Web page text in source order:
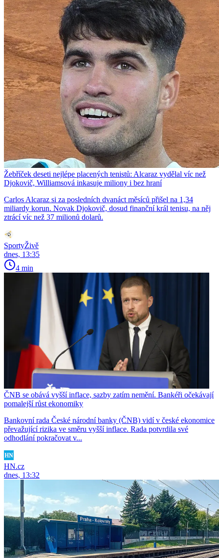
Žebříček deseti nejlépe placených tenistů: Alcaraz vydělal víc než
Djokovič, Williamsová inkasuje miliony i bez hraní
Carlos Alcaraz si za posledních dvanáct měsíců přišel na 1,34
miliardy korun. Novak Djokovič, dosud finanční král tenisu, na něj
ztrácí víc než 37 milionů dolarů.
SportyŽivě
dnes, 13:35
4 min
ČNB se obává vyšší inflace, sazby zatím nemění. Bankéři očekávají
pomalejší růst ekonomiky
Bankovní rada České národní banky (ČNB) vidí v české ekonomice
převažující rizika ve směru vyšší inflace. Rada potvrdila své
odhodlání pokračovat v...
HN.cz
dnes, 13:32